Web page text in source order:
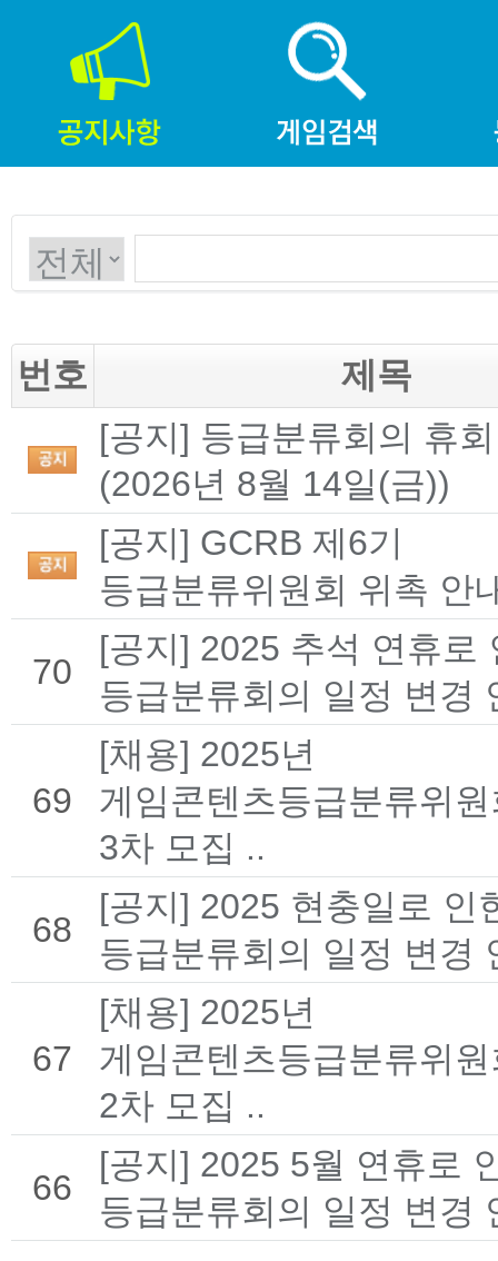
번호
제목
[공지] 등급분류회의 휴
(2026년 8월 14일(금))
[공지] GCRB 제6기
등급분류위원회 위촉 안
70
[공지] 2025 추석 연휴로
등급분류회의 일정 변경
69
[채용] 2025년
게임콘텐츠등급분류위
3차 모집 ..
68
[공지] 2025 현충일로 인
등급분류회의 일정 변경
67
[채용] 2025년
게임콘텐츠등급분류위
2차 모집 ..
66
[공지] 2025 5월 연휴로
등급분류회의 일정 변경